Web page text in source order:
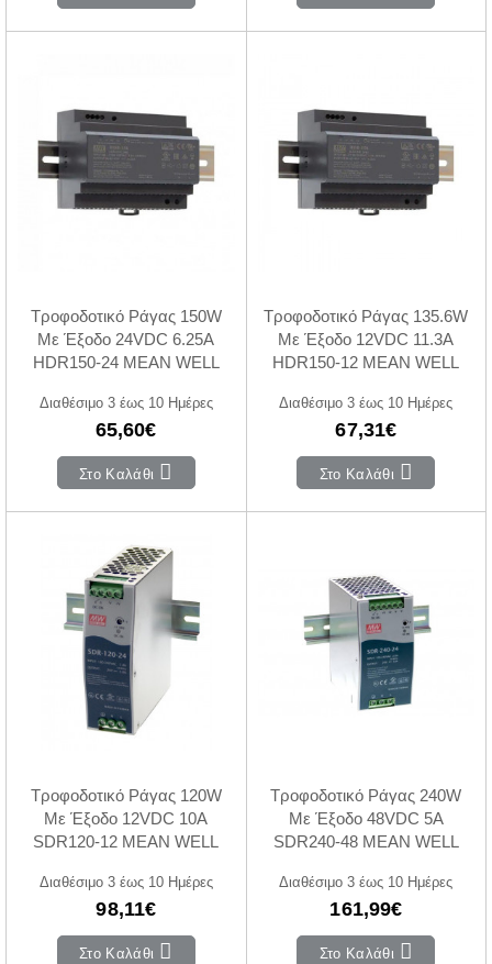
Τροφοδοτικό Ράγας 150W
Με Έξοδο 24VDC 6.25A
HDR150-24 MEAN WELL
Διαθέσιμο 3 έως 10 Ημέρες
65,60€
Στο Καλάθι
Τροφοδοτικό Ράγας 135.6W
Με Έξοδο 12VDC 11.3A
HDR150-12 MEAN WELL
Διαθέσιμο 3 έως 10 Ημέρες
67,31€
Στο Καλάθι
Τροφοδοτικό Ράγας 120W
Με Έξοδο 12VDC 10A
SDR120-12 MEAN WELL
Διαθέσιμο 3 έως 10 Ημέρες
98,11€
Στο Καλάθι
Τροφοδοτικό Ράγας 240W
Με Έξοδο 48VDC 5A
SDR240-48 MEAN WELL
Διαθέσιμο 3 έως 10 Ημέρες
161,99€
Στο Καλάθι